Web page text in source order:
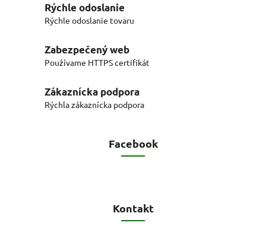
Rýchle odoslanie
Rýchle odoslanie tovaru
Zabezpečený web
Používame HTTPS certifikát
Zákaznícka podpora
Rýchla zákaznícka podpora
Facebook
Kontakt